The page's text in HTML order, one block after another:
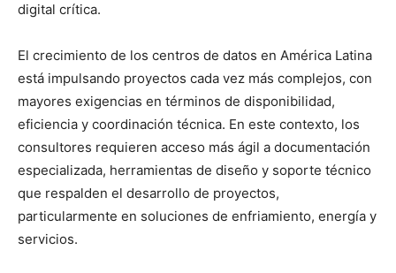
digital crítica.
El crecimiento de los centros de datos en América Latina
está impulsando proyectos cada vez más complejos, con
mayores exigencias en términos de disponibilidad,
eficiencia y coordinación técnica. En este contexto, los
consultores requieren acceso más ágil a documentación
especializada, herramientas de diseño y soporte técnico
que respalden el desarrollo de proyectos,
particularmente en soluciones de enfriamiento, energía y
servicios.